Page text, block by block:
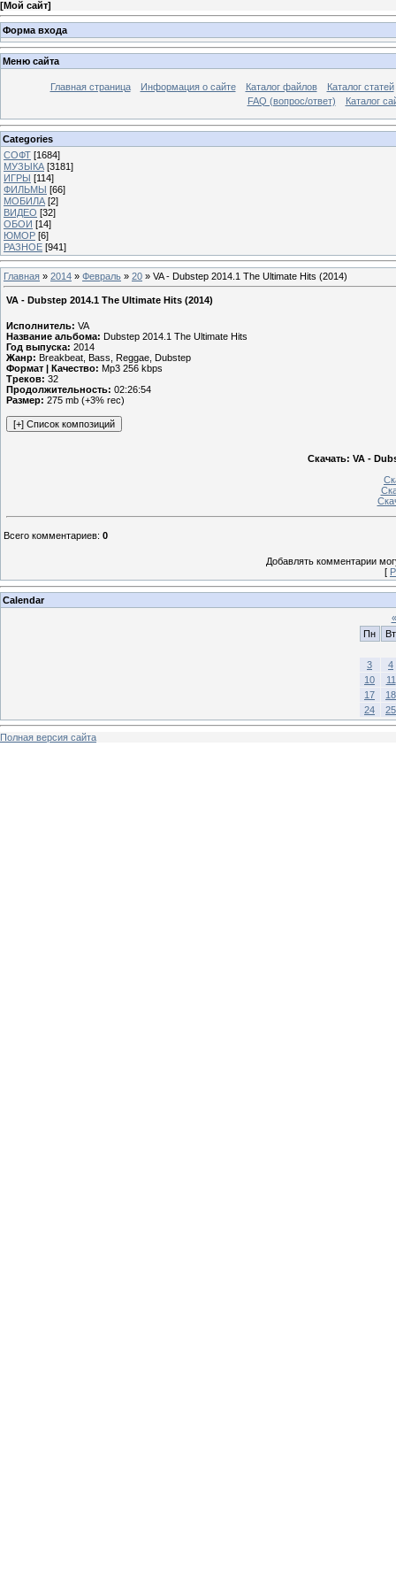
[Мой сайт]
Форма входа
Меню сайта
Главная страница Информация о сайте Каталог файлов
Каталог статей
FAQ (вопрос/ответ)
Каталог
Categories
СОФТ [1684]
МУЗЫКА [3181]
ИГРЫ [114]
ФИЛЬМЫ [66]
МОБИЛА [2]
ВИДЕО [32]
ОБОИ [14]
ЮМОР [6]
РАЗНОЕ [941]
Главная » 2014 » Февраль » 20 » VA - Dubstep 2014.1 The Ultimate Hits (2014)
VA - Dubstep 2014.1 The Ultimate Hits (2014)
Исполнитель: VA
Название альбома: Dubstep 2014.1 The Ultimate Hits
Год выпуска: 2014
Жанр: Breakbeat, Bass, Reggae, Dubstep
Формат | Качество: Mp3 256 kbps
Треков: 32
Продолжительность: 02:26:54
Размер: 275 mb (+3% rec)
Скачать: VA -
Всего комментариев: 0
Добавлять комментарии
[
Calendar
«
Пн
Вт
3
4
10
11
17
18
24
25
Полная версия сайта